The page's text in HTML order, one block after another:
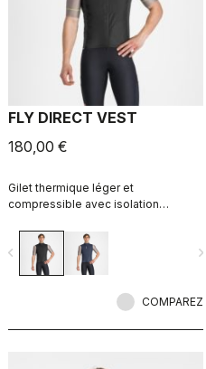
FLY DIRECT VEST
180,00 €
Gilet thermique léger et
compressible avec isolation
navigate_before
COMPAREZ